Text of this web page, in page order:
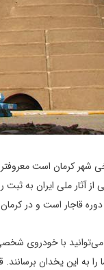
قاجار است و در
با خودروی
به این یخدان